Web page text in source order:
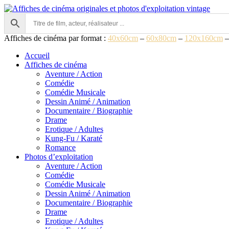
Aller
contenu
Affiches de cinéma par format : 40x60cm – 60x80cm – 120x160cm –
Accueil
Affiches de cinéma
Aventure / Action
Comédie
Comédie Musicale
Dessin Animé / Animation
Documentaire / Biographie
Drame
Erotique / Adultes
Kung-Fu / Karaté
Romance
Photos d’exploitation
Aventure / Action
Comédie
Comédie Musicale
Dessin Animé / Animation
Documentaire / Biographie
Drame
Erotique / Adultes